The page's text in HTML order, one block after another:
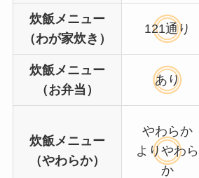
炊飯メニュー
（わが家炊き）
121通り
炊飯メニュー
（お弁当）
あり
炊飯メニュー
（やわらか）
やわらか
よりやわら
か